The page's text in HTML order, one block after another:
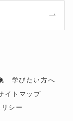
学びたい方へ
イトマップ
シー